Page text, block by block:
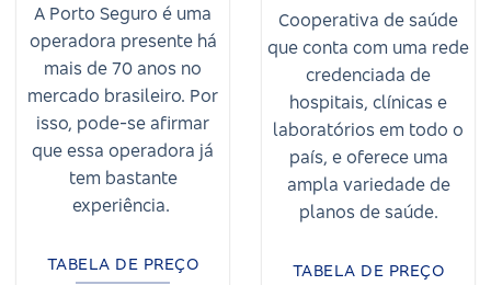
A Porto Seguro é uma
operadora presente há
mais de 70 anos no
mercado brasileiro. Por
isso, pode-se afirmar
que essa operadora já
tem bastante
experiência.
TABELA DE PREÇO
Cooperativa de saúde
que conta com uma rede
credenciada de
hospitais, clínicas e
laboratórios em todo o
país, e oferece uma
ampla variedade de
planos de saúde.
TABELA DE PREÇO